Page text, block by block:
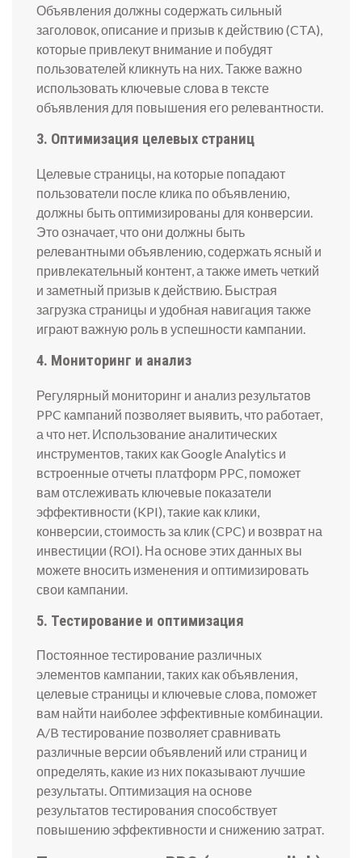
Объявления должны содержать сильный
заголовок, описание и призыв к действию (CTA),
которые привлекут внимание и побудят
пользователей кликнуть на них. Также важно
использовать ключевые слова в тексте
объявления для повышения его релевантности.
3. Оптимизация целевых страниц
Целевые страницы, на которые попадают
пользователи после клика по объявлению,
должны быть оптимизированы для конверсии.
Это означает, что они должны быть
релевантными объявлению, содержать ясный и
привлекательный контент, а также иметь четкий
и заметный призыв к действию. Быстрая
загрузка страницы и удобная навигация также
играют важную роль в успешности кампании.
4. Мониторинг и анализ
Регулярный мониторинг и анализ результатов
PPC кампаний позволяет выявить, что работает,
а что нет. Использование аналитических
инструментов, таких как Google Analytics и
встроенные отчеты платформ PPC, поможет
вам отслеживать ключевые показатели
эффективности (KPI), такие как клики,
конверсии, стоимость за клик (CPC) и возврат на
инвестиции (ROI). На основе этих данных вы
можете вносить изменения и оптимизировать
свои кампании.
5. Тестирование и оптимизация
Постоянное тестирование различных
элементов кампании, таких как объявления,
целевые страницы и ключевые слова, поможет
вам найти наиболее эффективные комбинации.
A/B тестирование позволяет сравнивать
различные версии объявлений или страниц и
определять, какие из них показывают лучшие
результаты. Оптимизация на основе
результатов тестирования способствует
повышению эффективности и снижению затрат.